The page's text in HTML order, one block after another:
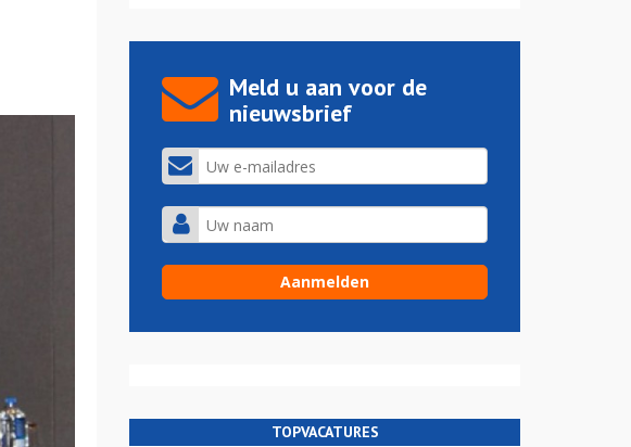
Meld u aan voor de
nieuwsbrief
TOPVACATURES